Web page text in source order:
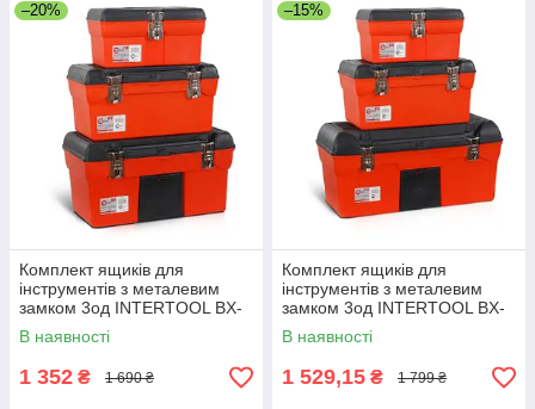
–20%
Комплект ящиків для
інструментів з металевим
замком 3од INTERTOOL BX-
0006
В наявності
1 352 ₴ 1 690 ₴
–15%
Комплект ящиків для
інструментів з металевим
замком 3од INTERTOOL BX-
0007
В наявності
1 529,15 ₴ 1 799 ₴